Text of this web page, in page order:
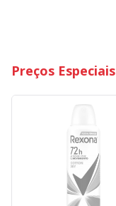
Preços Especiais